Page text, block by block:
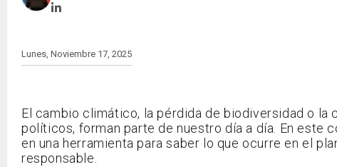
Lunes, Noviembre 17, 2025
El cambio climático, la pérdida de biodiversidad o
políticos, forman parte de nuestro día a día. En este
en una herramienta para saber lo que ocurre en el
responsable.